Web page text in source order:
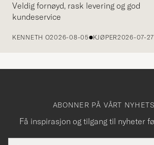
Veldig fornøyd, rask levering og god
kundeservice
KENNETH O2026-08-05 KJØPER2026-07-27
ABONNER PÅ VÅRT
Få inspirasjon og tilgang til nyheter